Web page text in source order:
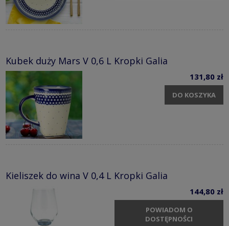
Kubek duży Mars V 0,6 L Kropki Galia
131,80 zł
DO KOSZYKA
Kieliszek do wina V 0,4 L Kropki Galia
144,80 zł
POWIADOM O
DOSTĘPNOŚCI